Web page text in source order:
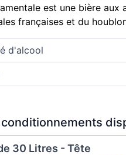
est une bière
françaises et du
d'alcool
conditionnements
30 Litres - Tête